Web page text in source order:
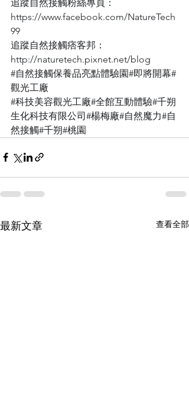
追蹤自然接觸粉絲專頁：
https://www.facebook.com/NatureTech
99
追蹤自然接觸痞客邦：
http://naturetech.pixnet.net/blog
#自然接觸保養品亮點體驗園#即將開幕#
觀光工廠
#科技美容觀光工廠#全館互動體驗#千朔
生化科技有限公司#楊梅廠#自然魔力#自
然接觸#千朔#桃園
最新文章 查看全部